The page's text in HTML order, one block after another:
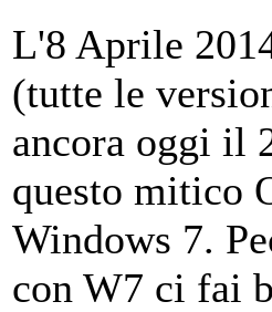
L'8 Aprile
(tutte le
ancora oggi il
questo mitico
Windows 7.
con W7 ci fai